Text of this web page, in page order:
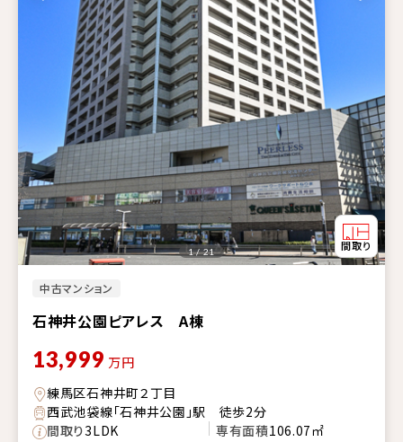
中古マンション
石神井公園ピアレス A棟
1 / 21
13,999 万円
練馬区石神井町２丁目
西武池袋線「石神井公園」駅 徒歩2分
間取り3LDK 専有面積106.07㎡